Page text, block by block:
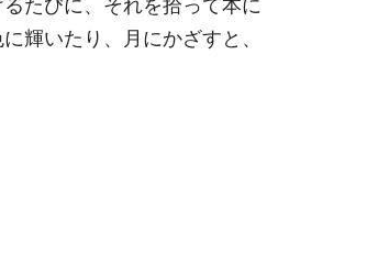
たびに、それを拾って本に
輝いたり、月にかざすと、